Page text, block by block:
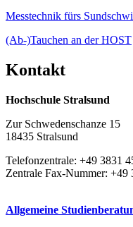
Messtechnik fürs
(Ab-)Tauchen an der HOST
Kon­takt
Hochschule Stralsund
Zur Schwedenschanze 15
18435 Stralsund
Telefonzentrale: +49 3831
Zentrale Fax-Nummer: +49
Allgemeine